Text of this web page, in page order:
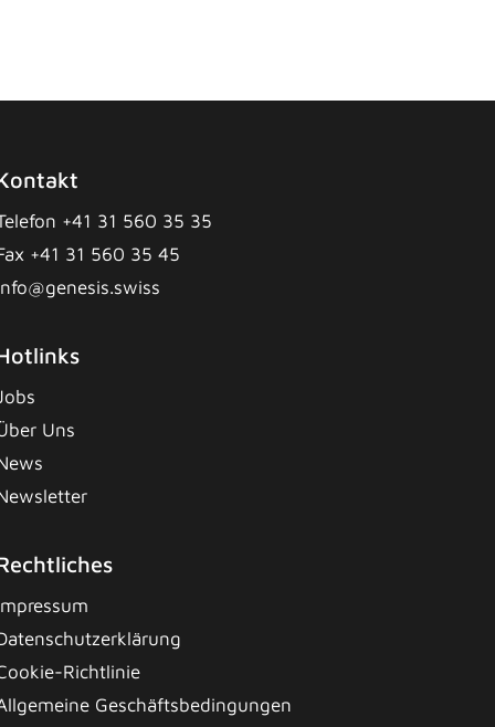
+41 31 560 35 35
+41 31 560 35 45
Uns
Richtlinie
Geschäftsbedingungen